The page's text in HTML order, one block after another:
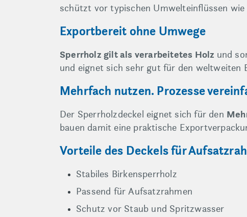
schützt vor typischen Umwelteinflüssen
Exportbereit ohne Umwege
Sperrholz gilt als verarbeitetes Holz und
und eignet sich sehr gut für den weltweiten
Mehrfach nutzen. Prozesse
Der Sperrholzdeckel eignet sich für den
bauen damit eine praktische
Vorteile des Deckels für
Stabiles Birkensperrholz
Passend für Aufsatzrahmen
Schutz vor Staub und Spritzwasser